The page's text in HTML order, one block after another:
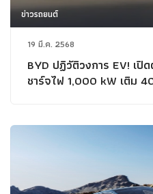
ข่าวรถยนต์
19 มี.ค. 2568
BYD ปฏิวัติวงการ EV! เ
ชาร์จไฟ 1,000 kW เติม